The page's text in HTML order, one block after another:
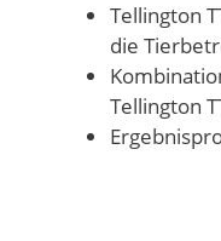
Tellington
die
Tellington